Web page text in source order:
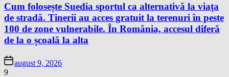
Cum folosește Suedia sportul ca alternativă la viața
de stradă. Tinerii au acces gratuit la terenuri în peste
100 de zone vulnerabile. În România, accesul diferă
de la o școală la alta
august 9, 2026
9